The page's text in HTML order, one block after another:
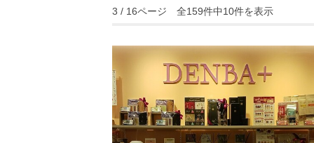
3 / 16ページ 全159件中10件を表示